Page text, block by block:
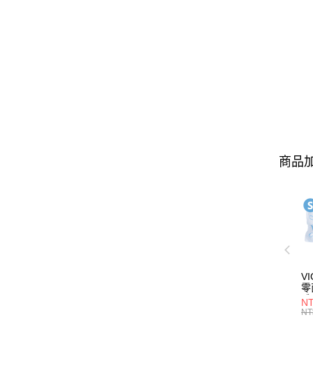
商品
零
體